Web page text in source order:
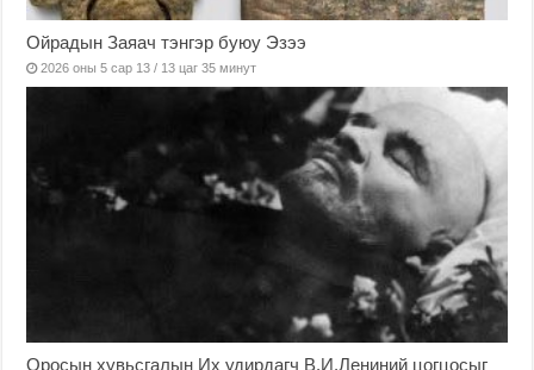
Ойрадын Заяач тэнгэр буюу Эзээ
2026 оны 5 сар 13 / 13 цаг 35 минут
Оросын хувьсгалын Их удирдагч В.И.Лениний цогцосыг